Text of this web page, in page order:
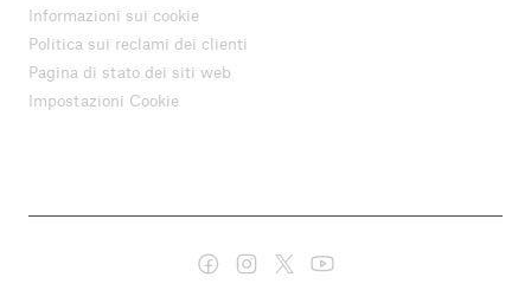
Informazioni sui cookie
Politica sui reclami dei clienti
Pagina di stato dei siti web
Impostazioni Cookie